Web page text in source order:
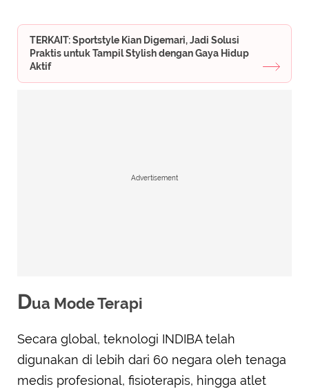
TERKAIT: Sportstyle Kian Digemari, Jadi Solusi
Praktis untuk Tampil Stylish dengan Gaya Hidup
Aktif
Advertisement
Dua Mode Terapi
Secara global, teknologi INDIBA telah
digunakan di lebih dari 60 negara oleh tenaga
medis profesional, fisioterapis, hingga atlet